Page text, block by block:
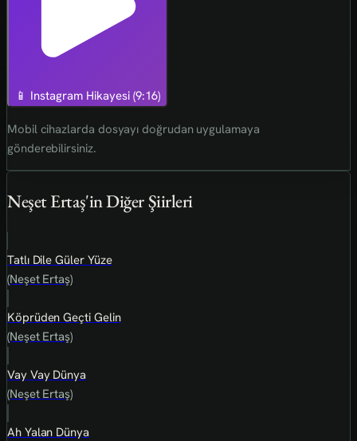
📱 Instagram Hikayesi (9:16)
Mobil cihazlarda dosyayı doğrudan uygulamaya
gönderebilirsiniz.
Neşet Ertaş'in Diğer Şiirleri
Tatlı Dile Güler Yüze
(Neşet Ertaş)
Köprüden Geçti Gelin
(Neşet Ertaş)
Vay Vay Dünya
(Neşet Ertaş)
Ah Yalan Dünya